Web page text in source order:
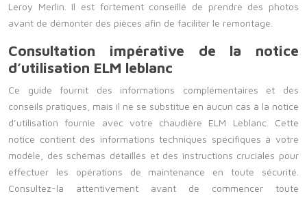
Leroy Merlin. Il est fortement conseillé de prendre des photos
avant de démonter des pièces afin de faciliter le remontage.
Consultation impérative de la notice
d’utilisation ELM leblanc
Ce guide fournit des informations complémentaires et des
conseils pratiques, mais il ne se substitue en aucun cas à la notice
d’utilisation fournie avec votre chaudière ELM Leblanc. Cette
notice contient des informations techniques spécifiques à votre
modèle, des schémas détaillés et des instructions cruciales pour
effectuer les opérations de maintenance en toute sécurité.
Consultez-la attentivement avant de commencer toute